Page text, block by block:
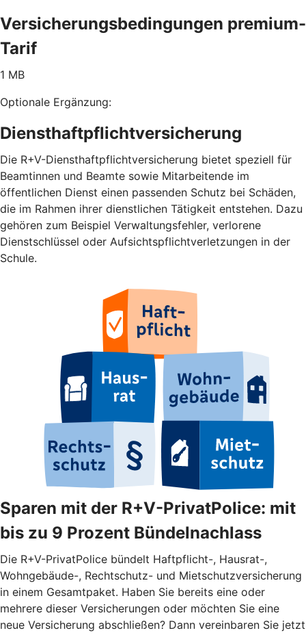
Versicherungsbedingungen premium-
Tarif
1 MB
Optionale Ergänzung:
Diensthaftpflichtversicherung
Die R+V-Diensthaftpflichtversicherung bietet speziell für
Beamtinnen und Beamte sowie Mitarbeitende im
öffentlichen Dienst einen passenden Schutz bei Schäden,
die im Rahmen ihrer dienstlichen Tätigkeit entstehen. Dazu
gehören zum Beispiel Verwaltungsfehler, verlorene
Dienstschlüssel oder Aufsichtspflichtverletzungen in der
Schule.
Sparen mit der R+V-PrivatPolice: mit
bis zu 9 Prozent Bündelnachlass
Die R+V-PrivatPolice bündelt Haftpflicht-, Hausrat-,
Wohngebäude-, Rechtschutz- und Mietschutzversicherung
in einem Gesamtpaket. Haben Sie bereits eine oder
mehrere dieser Versicherungen oder möchten Sie eine
neue Versicherung abschließen? Dann vereinbaren Sie jetzt